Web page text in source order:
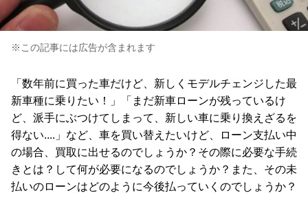
※この記事には広告が含まれます
「数年前に買った車だけど、新しくモデルチェンジした最
新車種に乗りたい！」「まだ新車ローンが残っているけ
ど、派手にぶつけてしまって、新しい車に乗り換えざるを
得ない....」など、車を買い替えたいけど、ローン支払い中
の場合、買取に出せるのでしょうか？その際に必要な手続
きとは？して何が必要になるのでしょうか？また、その未
払いのローンはどのように今後払っていくのでしょうか？